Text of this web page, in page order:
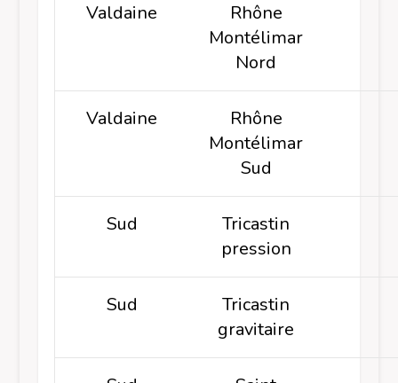
Valdaine
Rhône
Montélimar
Nord
Valdaine
Rhône
Montélimar
Sud
Sud
Tricastin
pression
Sud
Tricastin
gravitaire